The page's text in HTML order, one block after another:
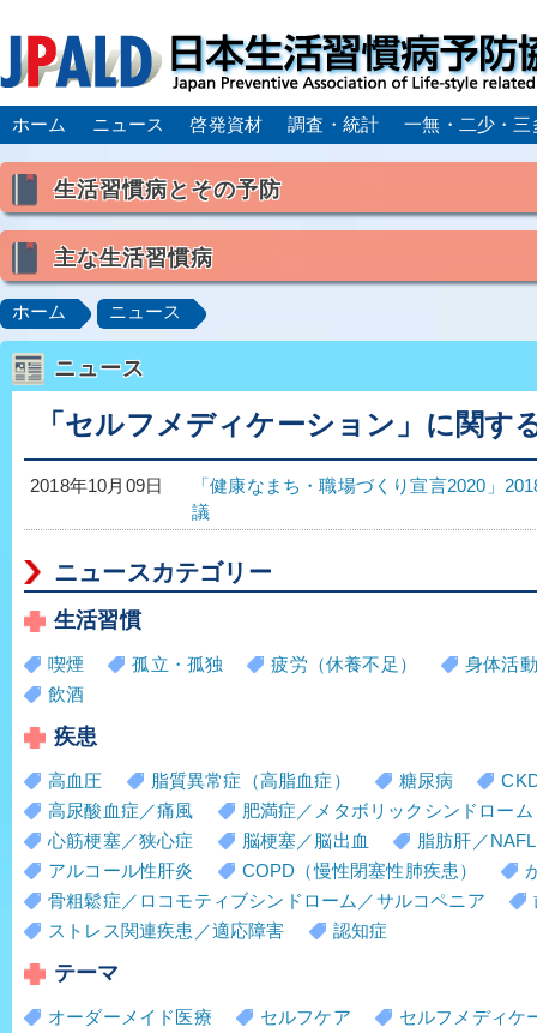
ホーム ニュース 啓発資材 調査・統計 一無・二少・三
生活習慣病とその予防
喫煙
食生活
主な生活習慣病
高血圧 脂質異常症（高脂血症）
肥満症／メタボリックシンドローム
動脈硬化
心
脂肪肝／NAFLD／NASH
ロコモティブシンドローム／サルコペニア／フレイル
ホーム ニュース
ニュース
「セルフメディケーション」に関す
2018年10月09日
「健康なまち・職場づくり宣言2020」
議
ニュースカテゴリー
生活習慣
喫煙 孤立・孤独 疲労（休養不足）
身体活
飲酒
疾患
高血圧 脂質異常症（高脂血症） 糖尿病
高尿酸血症／痛風
肥満症／メタボリックシンドローム
心筋梗塞／狭心症
脳梗塞／脳出血
脂肪肝／
アルコール性肝炎
COPD（慢性閉塞性肺疾患）
骨粗鬆症／ロコモティブシンドローム／サルコペニア
ストレス関連疾患／適応障害
認知症
テーマ
オーダーメイド医療 セルフケア
セルフメディケ